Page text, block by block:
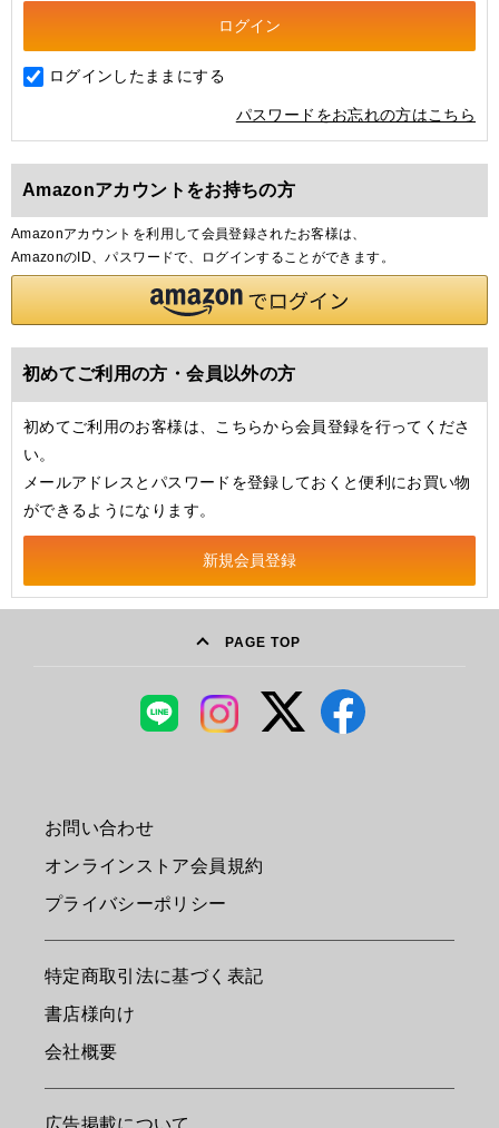
ログインしたままにする
パスワードをお忘れの方はこちら
Amazonアカウントをお持ちの方
Amazonアカウントを利用して会員登録されたお客様は、
AmazonのID、パスワードで、ログインすることができます。
初めてご利用の方・会員以外の方
初めてご利用のお客様は、こちらから会員登録を行ってくださ
い。
メールアドレスとパスワードを登録しておくと便利にお買い物
ができるようになります。
PAGE TOP
お問い合わせ
オンラインストア会員規約
プライバシーポリシー
特定商取引法に基づく表記
書店様向け
会社概要
広告掲載について